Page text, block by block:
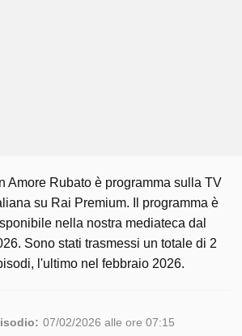
Amore Rubato è programma sulla TV
su Rai Premium. Il programma è
nella nostra mediateca dal
Sono stati trasmessi un totale di 2
l'ultimo nel febbraio 2026.
07/02/2026 alle ore 07:15